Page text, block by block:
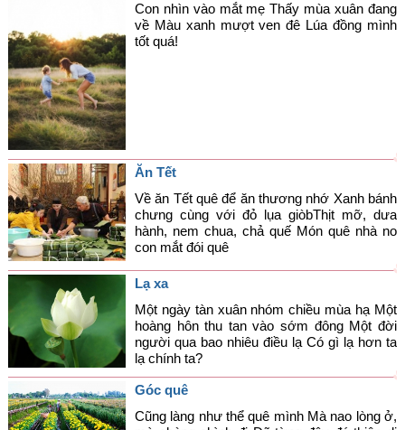
Con nhìn vào mắt mẹ Thấy mùa xuân đang
về Màu xanh mượt ven đê Lúa đồng mình
tốt quá!
Ăn Tết
Về ăn Tết quê để ăn thương nhớ Xanh bánh
chưng cùng với đỏ lụa giòbThịt mỡ, dưa
hành, nem chua, chả quế Món quê nhà no
con mắt đói quê
Lạ xa
Một ngày tàn xuân nhóm chiều mùa hạ Một
hoàng hôn thu tan vào sớm đông Một đời
người qua bao nhiêu điều lạ Có gì lạ hơn ta
lạ chính ta?
Góc quê
Cũng làng như thể quê mình Mà nao lòng ở,